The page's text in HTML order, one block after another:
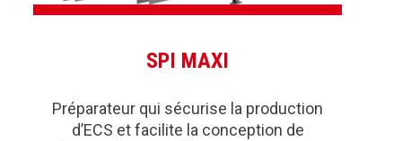
SPI MAXI
Préparateur qui sécurise la production
d’ECS et facilite la conception de